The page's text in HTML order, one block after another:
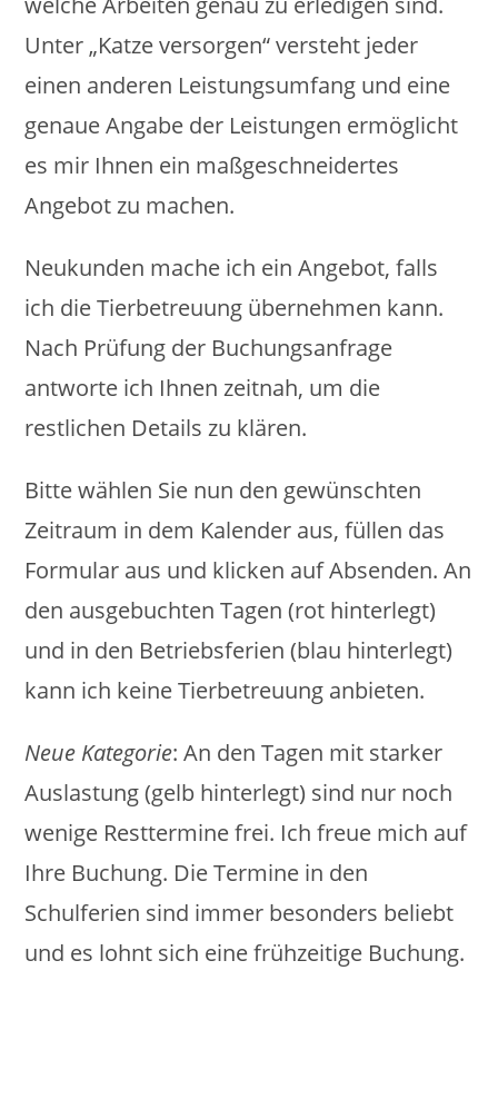
Unter „Katze versorgen“ versteht jeder
einen anderen Leistungsumfang und eine
genaue Angabe der Leistungen ermöglicht
es mir Ihnen ein maßgeschneidertes
Angebot zu machen.
Neukunden mache ich ein Angebot, falls
ich die Tierbetreuung übernehmen kann.
Nach Prüfung der Buchungsanfrage
antworte ich Ihnen zeitnah, um die
restlichen Details zu klären.
Bitte wählen Sie nun den gewünschten
Zeitraum in dem Kalender aus, füllen das
Formular aus und klicken auf Absenden. An
den ausgebuchten Tagen (rot hinterlegt)
und in den Betriebsferien (blau hinterlegt)
kann ich keine Tierbetreuung anbieten.
Neue Kategorie: An den Tagen mit starker
Auslastung (gelb hinterlegt) sind nur noch
wenige Resttermine frei. Ich freue mich auf
Ihre Buchung. Die Termine in den
Schulferien sind immer besonders beliebt
und es lohnt sich eine frühzeitige Buchung.